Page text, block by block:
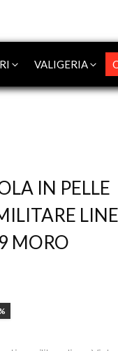
VALIGERIA
IN PELLE
MORO